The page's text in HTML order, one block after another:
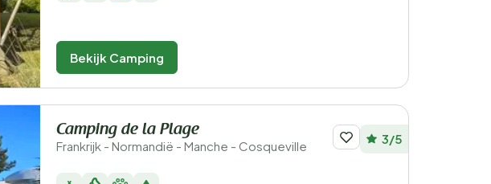
Bekijk Camping
Camping de la Plage
Frankrijk - Normandië - Manche - Cosqueville 3/5